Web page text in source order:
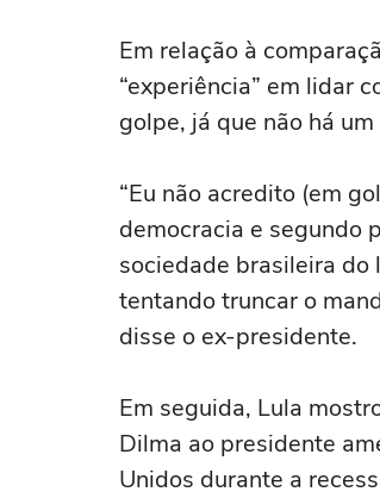
Em relação à
“experiência” em lidar
golpe, já que não há
“Eu não acredito (em
democracia e segundo
sociedade brasileira do
tentando truncar o
disse o ex-presidente.
Em seguida, Lula
Dilma ao presidente
Unidos durante a